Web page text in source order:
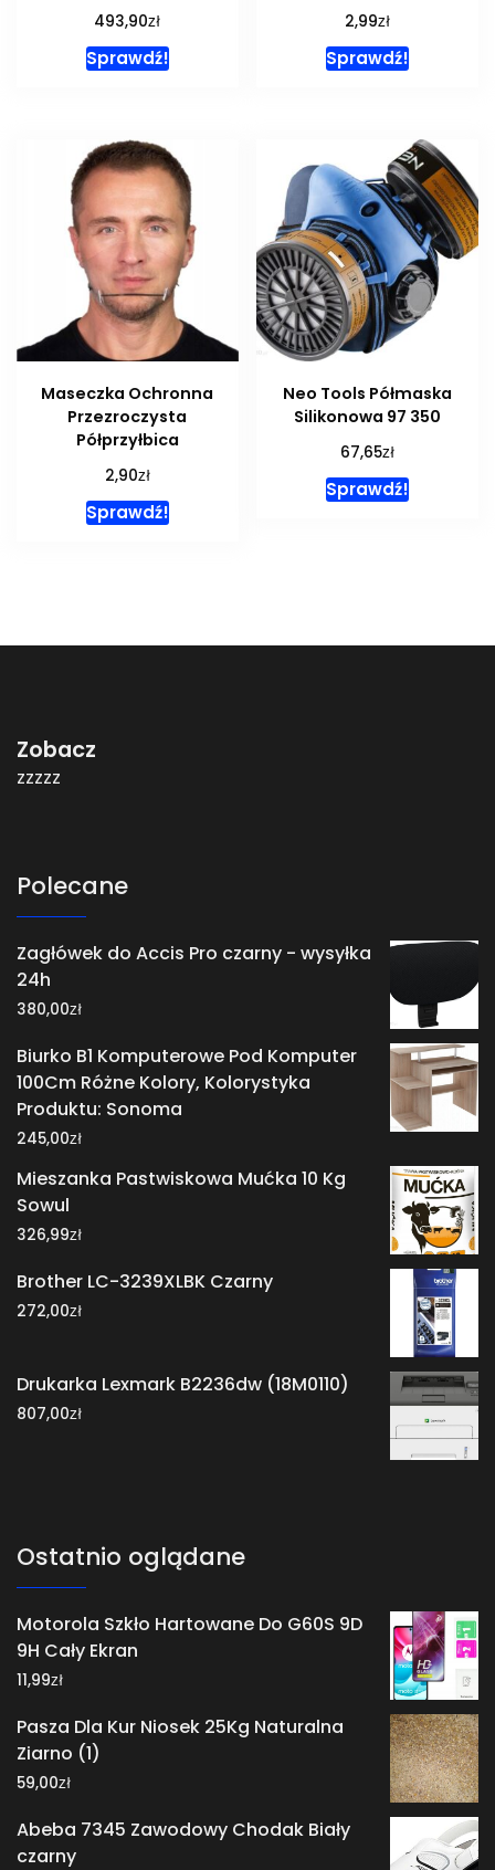
493,90zł
Sprawdź!
2,99zł
Sprawdź!
Maseczka Ochronna
Przezroczysta
Półprzyłbica
2,90zł
Sprawdź!
Neo Tools Półmaska
Silikonowa 97 350
67,65zł
Sprawdź!
Zobacz
zzzzz
Polecane
Zagłówek do Accis Pro czarny - wysyłka
24h
380,00zł
Biurko B1 Komputerowe Pod Komputer
100Cm Różne Kolory, Kolorystyka
Produktu: Sonoma
245,00zł
Mieszanka Pastwiskowa Mućka 10 Kg
Sowul
326,99zł
Brother LC-3239XLBK Czarny
272,00zł
Drukarka Lexmark B2236dw (18M0110)
807,00zł
Ostatnio oglądane
Motorola Szkło Hartowane Do G60S 9D
9H Cały Ekran
11,99zł
Pasza Dla Kur Niosek 25Kg Naturalna
Ziarno (1)
59,00zł
Abeba 7345 Zawodowy Chodak Biały
czarny